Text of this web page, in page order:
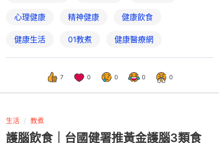
心理健康 精神健康 健康飲食
健康生活 01教煮 健康醫療網
7 0 0 0 0
生活 教煮
護腦飲食｜台國健署推黃金護腦3類食